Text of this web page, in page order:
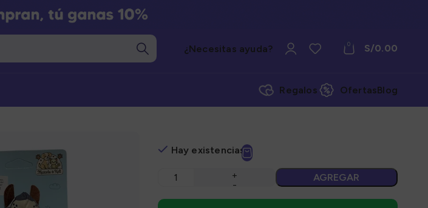
¿Necesitas ayuda? 0 S/0.00
Regalos OfertasBlog
Hay existencias
AGREGAR